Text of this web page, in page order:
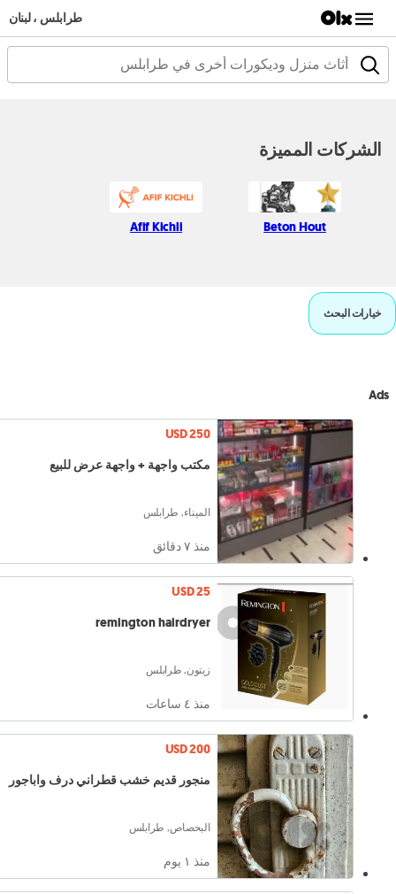
طرابلس ، لبنان
الشركات المميزة
Beton Hout
Afif Kichli
خيارات البحث
Ads
USD 250
مكتب واجهة + واجهة عرض للبيع
الميناء, طرابلس
منذ ٧ دقائق
USD 25
remington hairdryer
زيتون, طرابلس
منذ ٤ ساعات
USD 200
منجور قديم خشب قطراني درف واباجور
البحصاص, طرابلس
منذ ١ يوم